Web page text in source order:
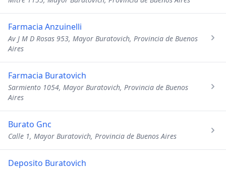
Farmacia Anzuinelli
Av J M D Rosas 953, Mayor Buratovich, Provincia de Buenos
Aires
Farmacia Buratovich
Sarmiento 1054, Mayor Buratovich, Provincia de Buenos
Aires
Burato Gnc
Calle 1, Mayor Buratovich, Provincia de Buenos Aires
Deposito Buratovich